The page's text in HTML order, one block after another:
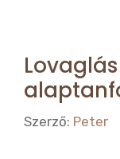
k
Szerző: Peter